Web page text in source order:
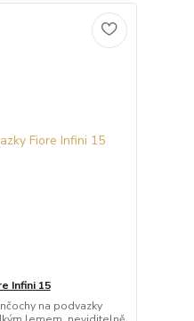
Infini 15
na podvazky